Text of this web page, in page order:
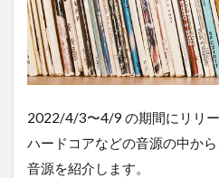
2022/4/3〜4/9 の期間にリリー
ハードコアなどの音源の中か
音源を紹介します。